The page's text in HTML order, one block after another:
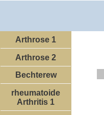
Arthrose 1
Arthrose 2
Bechterew
rheumatoide
Arthritis 1